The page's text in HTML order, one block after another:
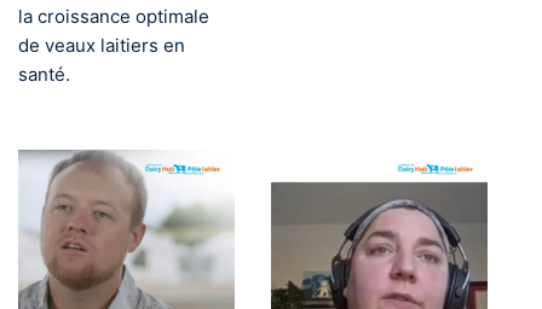
la croissance optimale
de veaux laitiers en
santé.